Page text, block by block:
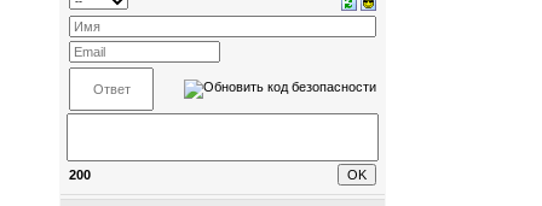
200